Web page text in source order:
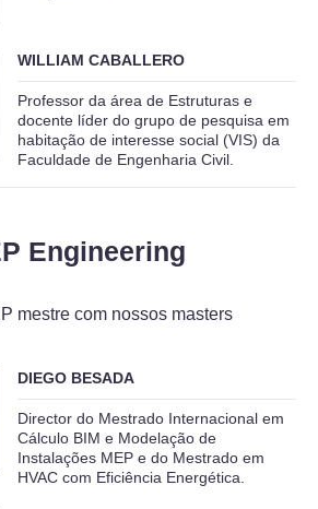
WILLIAM CABALLERO
Professor da área de Estruturas e
docente líder do grupo de pesquisa em
habitação de interesse social (VIS) da
Faculdade de Engenharia Civil.
Engineering
mestre com nossos masters
DIEGO BESADA
Director do Mestrado Internacional em
Cálculo BIM e Modelação de
Instalações MEP e do Mestrado em
HVAC com Eficiência Energética.